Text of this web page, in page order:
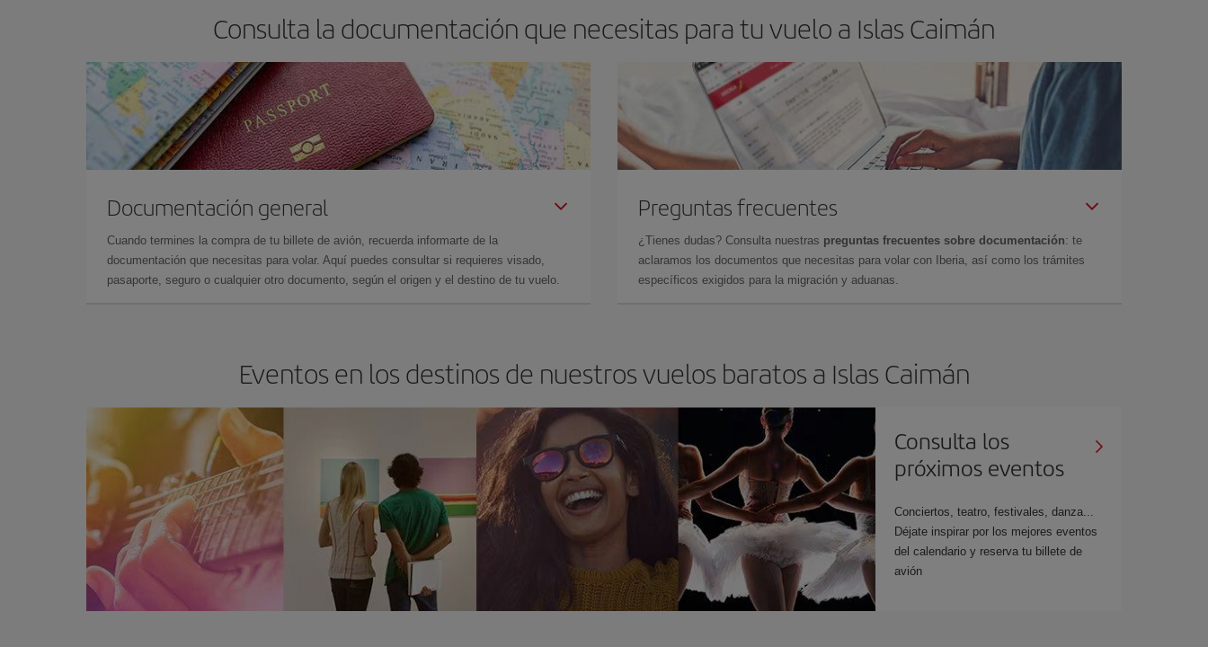
Consulta la documentación que necesitas para tu vuelo a Islas Caimán
Documentación general
Cuando termines la compra de tu billete de avión, recuerda informarte de la
documentación que necesitas para volar. Aquí puedes consultar si requieres visado,
pasaporte, seguro o cualquier otro documento, según el origen y el destino de tu vuelo.
Preguntas frecuentes
¿Tienes dudas? Consulta nuestras preguntas frecuentes sobre documentación: te
aclaramos los documentos que necesitas para volar con Iberia, así como los trámites
específicos exigidos para la migración y aduanas.
Eventos en los destinos de nuestros vuelos baratos a Islas Caimán
Consulta los
próximos eventos
Conciertos, teatro, festivales, danza...
Déjate inspirar por los mejores eventos
del calendario y reserva tu billete de
avión